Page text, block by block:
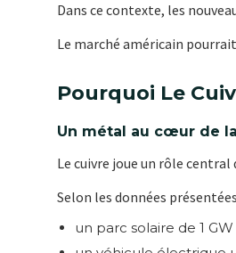
Dans ce contexte, les
Le marché américain
Pourquoi Le
Un métal au cœur de
Le cuivre joue un rôle
Selon les données
un parc solaire de 1